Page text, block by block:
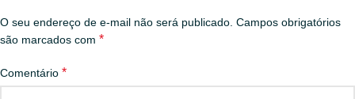
O seu endereço de e-mail não será publicado. Campos obrigatórios
são marcados com *
Comentário *